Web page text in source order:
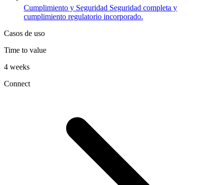
Cumplimiento y Seguridad Seguridad completa y
cumplimiento regulatorio incorporado.
Casos de uso
Time to value
4 weeks
Connect